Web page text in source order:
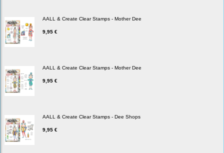
AALL & Create Clear Stamps - Mother Dee
9,95 €
AALL & Create Clear Stamps - Mother Dee
9,95 €
AALL & Create Clear Stamps - Dee Shops
9,95 €